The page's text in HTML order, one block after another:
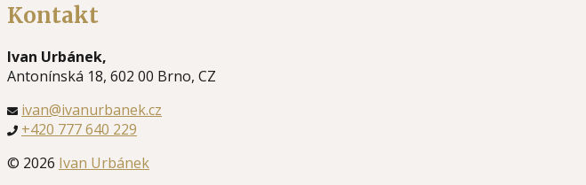
Kontakt
Ivan Urbánek,
Antonínská 18, 602 00 Brno, CZ
ivan@ivanurbanek.cz
+420 777 640 229
© 2026 Ivan Urbánek